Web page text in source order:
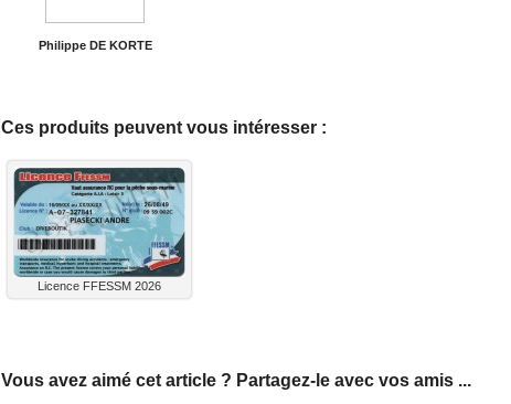
Philippe DE KORTE
Ces produits peuvent vous intéresser :
Licence FFESSM 2026
Vous avez aimé cet article ? Partagez-le avec vos amis ...